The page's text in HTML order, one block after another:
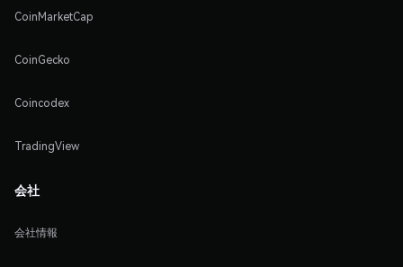
CoinMarketCap
CoinGecko
Coincodex
TradingView
会社
会社情報